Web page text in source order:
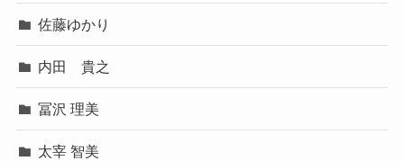
佐藤ゆかり
内田 貴之
冨沢 理美
太宰 智美